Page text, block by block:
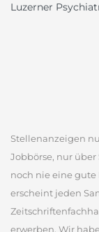
Luzerner
Stellenanzeigen
Jobbörse, nur
noch nie eine
erscheint jeden
erwerben. Wir